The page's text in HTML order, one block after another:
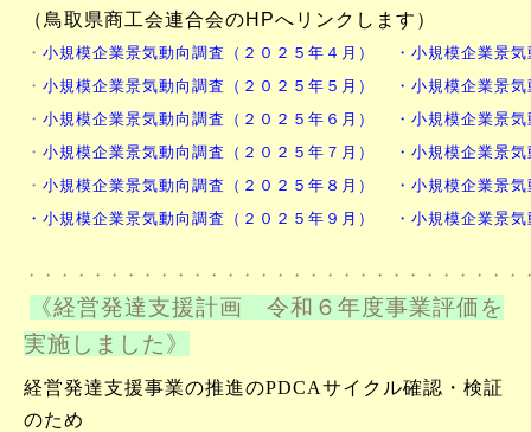
（鳥取県商工会連合会のHPへリンクします）
・ 小規模企業景気動向調査（２０２５年４月）
・小規模企業景
・ 小規模企業景気動向調査（２０２５年５月）
・小規模企業景
・ 小規模企業景気動向調査（２０２５年６月）
・小規模企業景
・ 小規模企業景気動向調査（２０２５年７月）
・小規模企業景
・ 小規模企業景気動向調査（２０２５年８月）
・小規模企業景
・小規模企業景気動向調査（２０２５年９月）
・小規模企業景
・・・・・・・・・・・・・・・・・・・・・・・・・・・・・
《経営発達支援計画 令和６年度事業評価を
実施しました》
経営発達支援事業の推進のPDCAサイクル確認・検証
のため